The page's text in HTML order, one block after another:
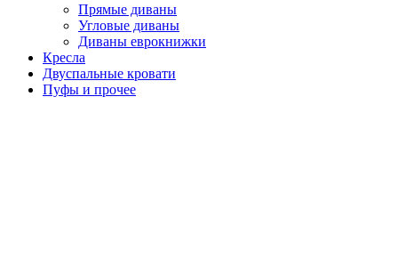
Прямые диваны
Угловые диваны
Диваны еврокнижки
Кресла
Двуспальные кровати
Пуфы и прочее